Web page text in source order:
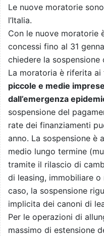
Le nuove moratorie
l’Italia.
Con le nuove moratorie
concessi fino al 31
chiedere la sospensione
La moratoria è riferita ai
piccole e medie
dall’emergenza
sospensione del
rate dei finanziamenti
anno. La sospensione è
medio lungo termine
tramite il rilascio di
di leasing, immobiliare
caso, la sospensione
implicita dei canoni di
Per le operazioni di
massimo di estensione